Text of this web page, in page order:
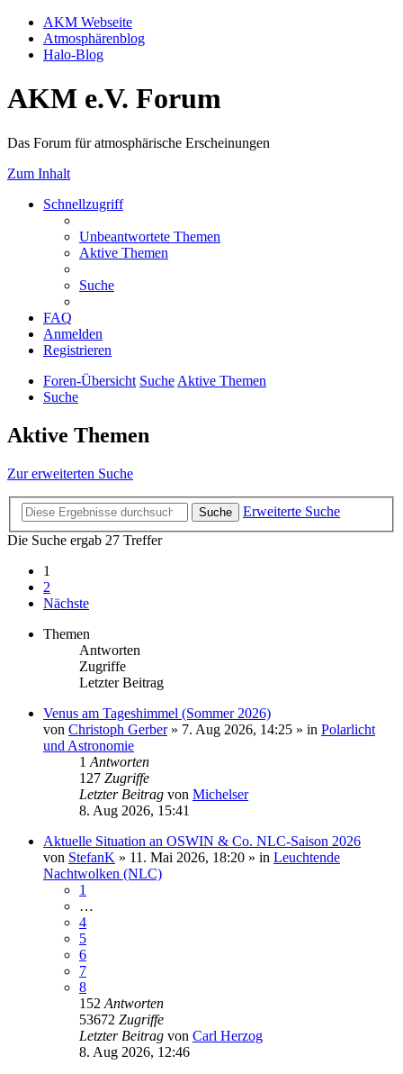
AKM Webseite
Atmosphärenblog
Halo-Blog
AKM e.V. Forum
Das Forum für atmosphärische Erscheinungen
Zum Inhalt
Schnellzugriff
Unbeantwortete Themen
Aktive Themen
Suche
FAQ
Anmelden
Registrieren
Foren-Übersicht Suche Aktive Themen
Suche
Aktive Themen
Zur erweiterten Suche
Suche
Erweiterte Suche
Die Suche ergab 27 Treffer
1
2
Nächste
Themen
Antworten
Zugriffe
Letzter Beitrag
Venus am Tageshimmel (Sommer 2026)
von Christoph Gerber» 7. Aug 2026, 14:25 » in Polarlicht
und Astronomie
1 Antworten
127 Zugriffe
Letzter Beitrag von Michelser
8. Aug 2026, 15:41
Aktuelle Situation an OSWIN & Co. NLC-Saison 2026
von StefanK » 11. Mai 2026, 18:20 » in Leuchtende
Nachtwolken (NLC)
1
…
4
5
6
7
8
152 Antworten
53672 Zugriffe
Letzter Beitrag von Carl Herzog
8. Aug 2026, 12:46